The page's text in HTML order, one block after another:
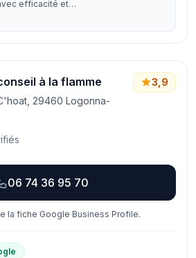
efficacité et…
à la flamme
29460 Logonna-
3,9
06 74 36 95 70
la fiche Google Business Profile.